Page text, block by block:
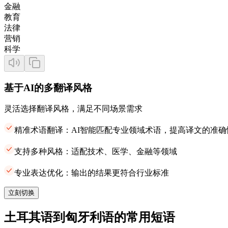
金融
教育
法律
营销
科学
基于AI的多翻译风格
灵活选择翻译风格，满足不同场景需求
精准术语翻译：AI智能匹配专业领域术语，提高译文的准
支持多种风格：适配技术、医学、金融等领域
专业表达优化：输出的结果更符合行业标准
立刻切换
土耳其语到匈牙利语的常用短语